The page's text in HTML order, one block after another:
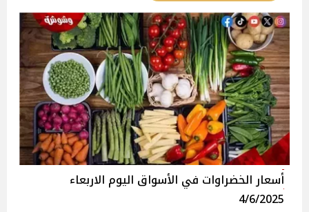
أسعار الخضراوات في الأسواق‎‎ اليوم الاربعاء
4/6/2025